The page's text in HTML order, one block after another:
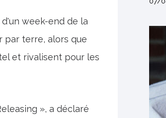
week-end de la
par terre, alors que
et rivalisent pour les
», a déclaré